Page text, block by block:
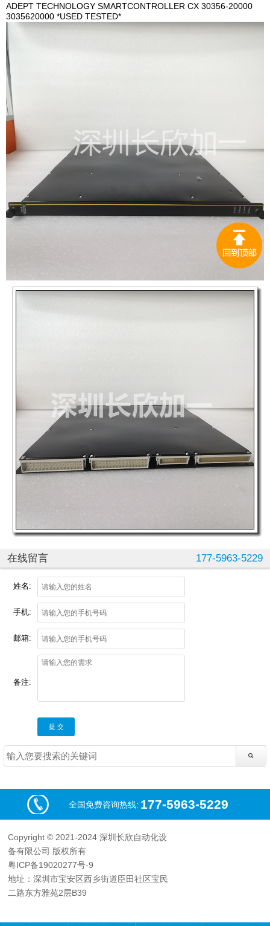
ADEPT TECHNOLOGY SMARTCONTROLLER CX 30356-20000
3035620000 *USED TESTED*
在线留言 177-5963-5229
姓名:
手机:
邮箱:
备注:
提 交
全国免费咨询热线: 177-5963-5229
Copyright © 2021-2024 深圳长欣自动化设
备有限公司 版权所有
粤ICP备19020277号-9
地址：深圳市宝安区西乡街道臣田社区宝民
二路东方雅苑2层B39